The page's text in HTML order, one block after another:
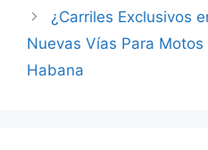
¿Carriles Exclusivos
Nuevas Vías Para
Habana